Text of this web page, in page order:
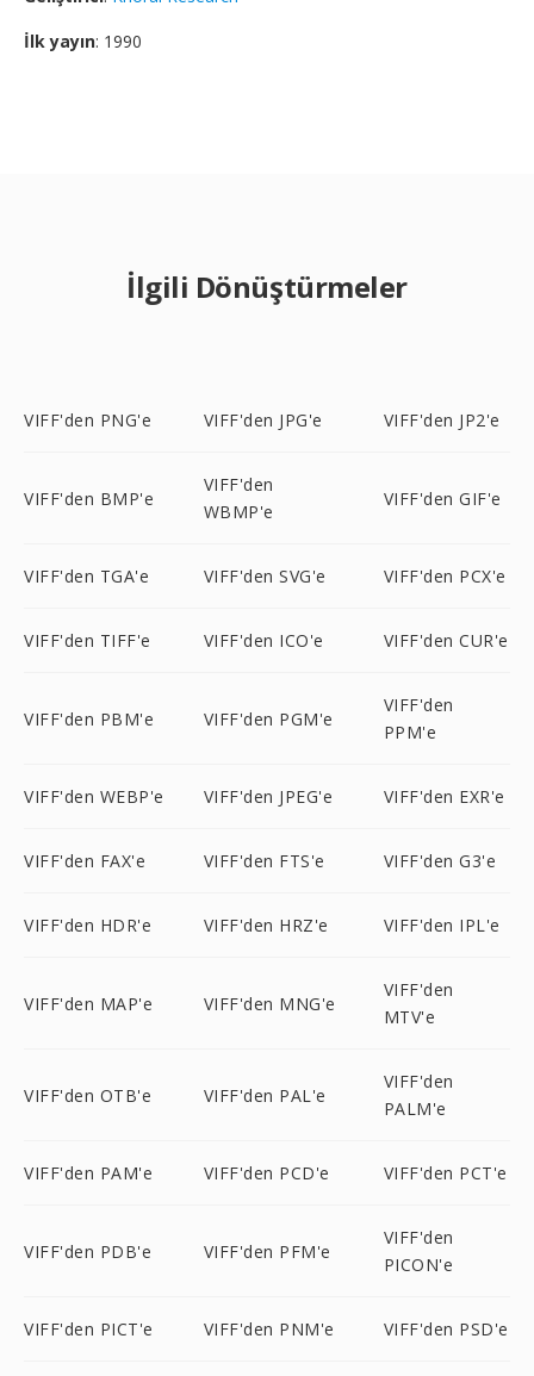
İlk yayın: 1990
İlgili Dönüştürmeler
VIFF'den PNG'e VIFF'den JPG'e VIFF'den JP2'e
VIFF'den BMP'e
VIFF'den
WBMP'e
VIFF'den GIF'e
VIFF'den TGA'e VIFF'den SVG'e VIFF'den PCX'e
VIFF'den TIFF'e VIFF'den ICO'e VIFF'den CUR'e
VIFF'den PBM'e VIFF'den PGM'e
VIFF'den
PPM'e
VIFF'den WEBP'e VIFF'den JPEG'e VIFF'den EXR'e
VIFF'den FAX'e VIFF'den FTS'e VIFF'den G3'e
VIFF'den HDR'e VIFF'den HRZ'e VIFF'den IPL'e
VIFF'den MAP'e VIFF'den MNG'e
VIFF'den
MTV'e
VIFF'den OTB'e VIFF'den PAL'e
VIFF'den
PALM'e
VIFF'den PAM'e VIFF'den PCD'e VIFF'den PCT'e
VIFF'den PDB'e VIFF'den PFM'e
VIFF'den
PICON'e
VIFF'den PICT'e VIFF'den PNM'e VIFF'den PSD'e